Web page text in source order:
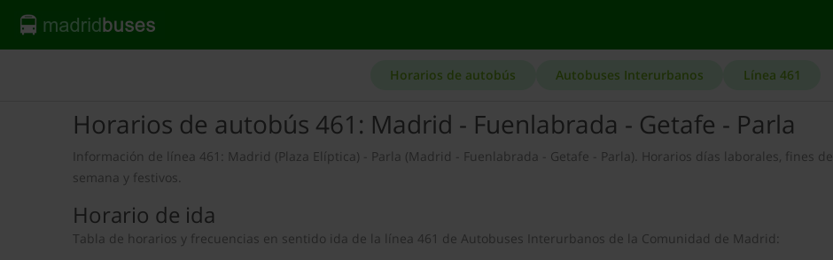
Horarios de autobús Autobuses Interurbanos Línea 461
Horarios de autobús 461: Madrid - Fuenlabrada - Getafe - Parla
Información de línea 461: Madrid (Plaza Elíptica) - Parla (Madrid - Fuenlabrada - Getafe - Parla). Horarios días laborales, fines de
semana y festivos.
Horario de ida
Tabla de horarios y frecuencias en sentido ida de la línea 461 de Autobuses Interurbanos de la Comunidad de Madrid: